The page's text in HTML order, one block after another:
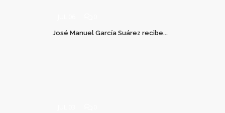
José Manuel García Suárez recibe...